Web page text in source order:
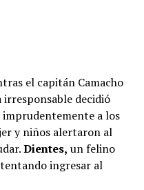
el capitán Camacho
decidió
a los
y niños alertaron al
Dientes, un felino
ingresar al